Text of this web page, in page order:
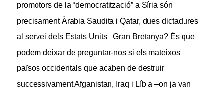
promotors de la “democratització” a Síria són
precisament Àrabia Saudita i Qatar, dues dictadures
al servei dels Estats Units i Gran Bretanya? És que
podem deixar de preguntar-nos si els mateixos
països occidentals que acaben de destruir
successivament Afganistan, Iraq i Líbia –on ja van